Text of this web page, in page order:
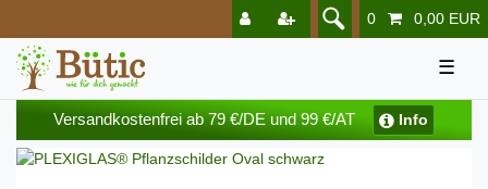
0 0,00 EUR
☰
Versandkostenfrei ab 79 €/DE und 99 €/AT Info